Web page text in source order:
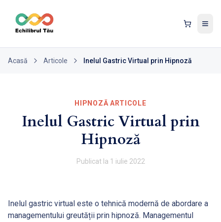
Acasă Articole Inelul Gastric Virtual prin Hipnoză
HIPNOZĂ ARTICOLE
Inelul Gastric Virtual prin
Hipnoză
Publicat la 1 iulie 2022
Inelul gastric virtual este o tehnică modernă de abordare a
managementului greutății prin hipnoză. Managementul